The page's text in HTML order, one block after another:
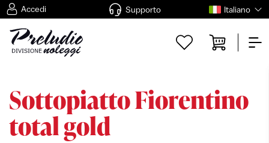
Accedi Supporto Italiano
Sottopiatto Fiorentino
total gold